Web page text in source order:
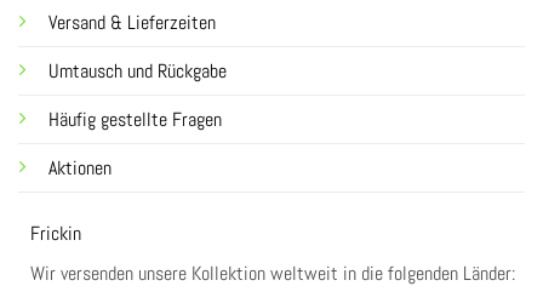
Versand & Lieferzeiten
Umtausch und Rückgabe
Häufig gestellte Fragen
Aktionen
Frickin
Wir versenden unsere Kollektion weltweit in die folgenden Länder: